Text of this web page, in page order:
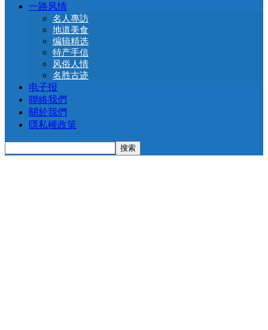
一路风情
名人專訪
地道美食
编辑精选
特产手信
风俗人情
名胜古迹
电子报
聯絡我們
關於我們
隱私權政策